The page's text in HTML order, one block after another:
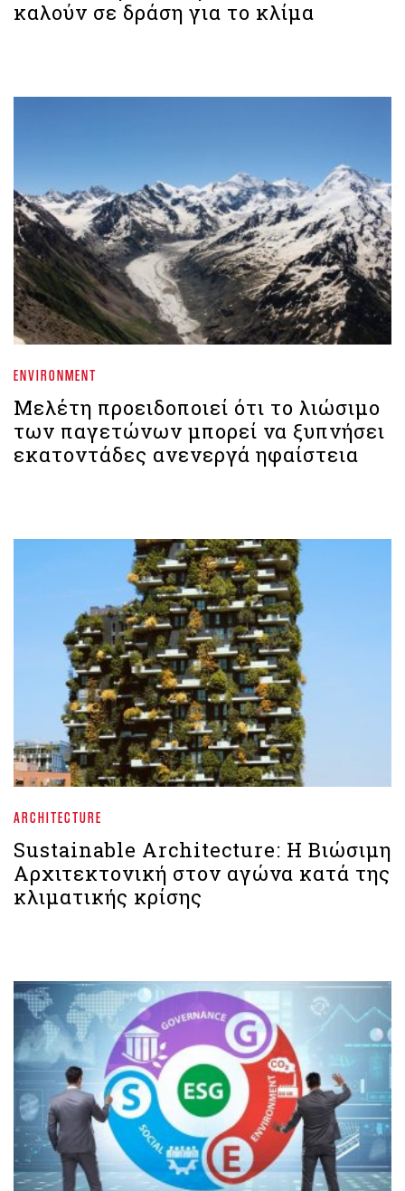
καλούν σε δράση για το κλίμα
ENVIRONMENT
Μελέτη προειδοποιεί ότι το λιώσιμο
των παγετώνων μπορεί να ξυπνήσει
εκατοντάδες ανενεργά ηφαίστεια
ARCHITECTURE
Sustainable Architecture: Η Βιώσιμη
Αρχιτεκτονική στον αγώνα κατά της
κλιματικής κρίσης